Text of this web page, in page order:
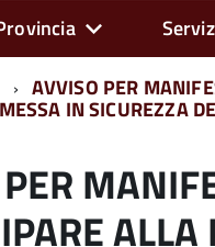
AVVISO PER
IN SICUREZZA